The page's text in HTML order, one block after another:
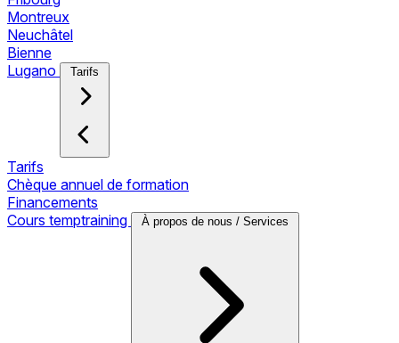
Montreux
Neuchâtel
Bienne
Lugano
Tarifs
Tarifs
Chèque annuel de formation
Financements
Cours temptraining
À propos de nous / Services